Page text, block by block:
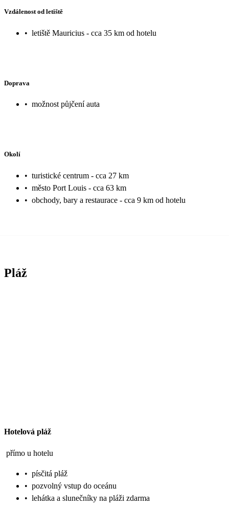
Vzdálenost od letiště
• letiště Mauricius - cca 35 km od hotelu
Doprava
• možnost půjčení auta
Okolí
• turistické centrum - cca 27 km
• město Port Louis - cca 63 km
• obchody, bary a restaurace - cca 9 km od hotelu
Pláž
Hotelová pláž
přímo u hotelu
• písčitá pláž
• pozvolný vstup do oceánu
• lehátka a slunečníky na pláži zdarma